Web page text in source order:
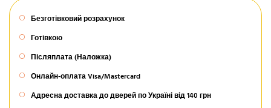
Безготівковий розрахунок
Готівкою
Післяплата (Наложка)
Онлайн-оплата Visa/Mastercard
Адресна доставка до дверей по Україні від 140 грн